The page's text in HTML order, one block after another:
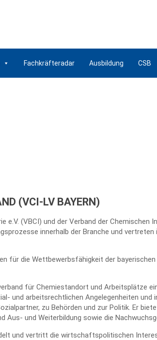
Fachkräfteradar Ausbildung CSB
(VCI-LV BAYERN)
e.V. (VBCI) und der Verband der Chemischen
innerhalb der Branche und
für die Wettbewerbsfähigkeit der
für Chemiestandort und Arbeitsplätze
und arbeitsrechtlichen Angelegenheiten und
zu Behörden und zur Politik. Er
und Weiterbildung sowie die
und vertritt die wirtschaftspolitischen